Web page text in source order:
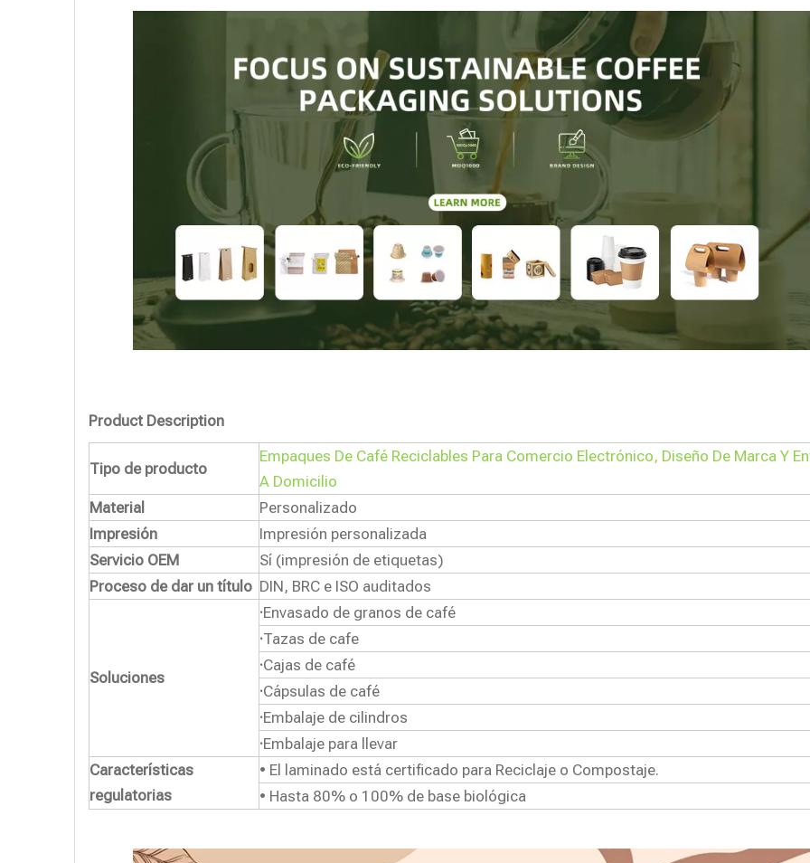
Product Description
Tipo de producto
Empaques De Café Reciclables Para Comercio Electrónico, Diseño De Marca Y
A Domicilio
Material
Personalizado
Impresión
Impresión personalizada
Servicio OEM
Sí (impresión de etiquetas)
Proceso de dar un título DIN, BRC e ISO auditados
Soluciones
·Envasado de granos de café
·Tazas de cafe
·Cajas de café
·Cápsulas de café
·Embalaje de cilindros
·Embalaje para llevar
Características
regulatorias
• El laminado está certificado para Reciclaje o Compostaje.
• Hasta 80% o 100% de base biológica